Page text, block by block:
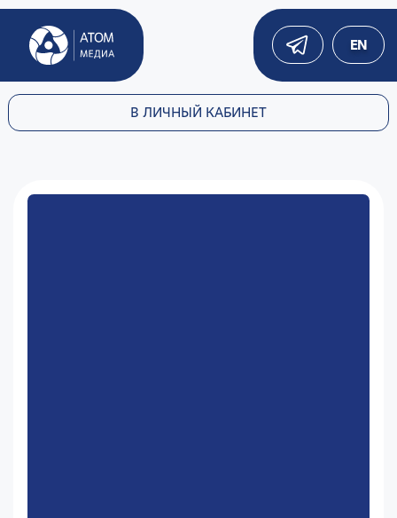
EN
В ЛИЧНЫЙ КАБИНЕТ